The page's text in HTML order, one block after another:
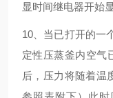
显时间继电器开始显
10 、当已打开的一
定性压蒸釜内空气
后，压力将随着温